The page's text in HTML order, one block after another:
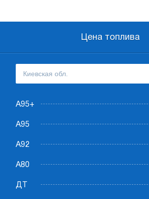
Цена топлива
А95+
А95
А92
А80
ДТ